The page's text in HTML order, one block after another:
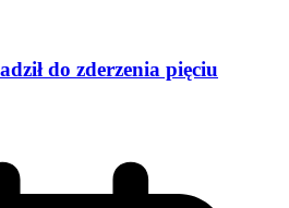
do zderzenia pięciu